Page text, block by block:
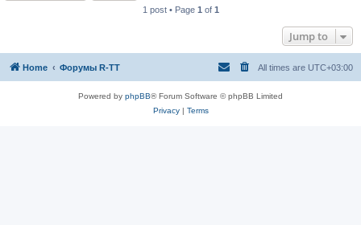
1 post • Page 1 of 1
Jump to
Home Форумы R-TT All times are UTC+03:00
Powered by phpBB® Forum Software © phpBB Limited
Privacy| Terms